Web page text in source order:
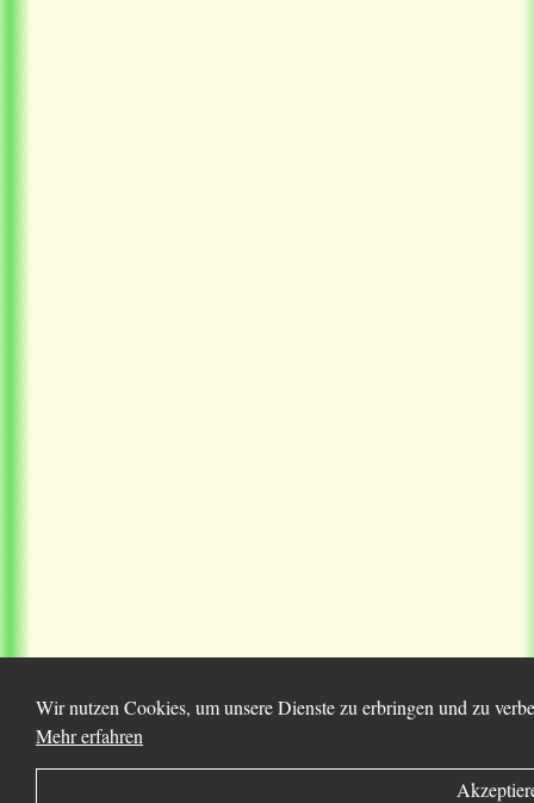
Wir nutzen Cookies, um unsere Dienste zu erbringen und zu
Mehr erfahren